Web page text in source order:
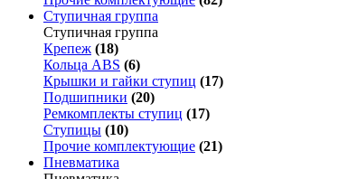
Ступичная группа
Ступичная группа
Крепеж (18)
Кольца ABS (6)
Крышки и гайки ступиц (17)
Подшипники (20)
Ремкомплекты ступиц (17)
Ступицы (10)
Прочие комплектующие (21)
Пневматика